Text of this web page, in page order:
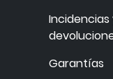
Incidencias
Garantías